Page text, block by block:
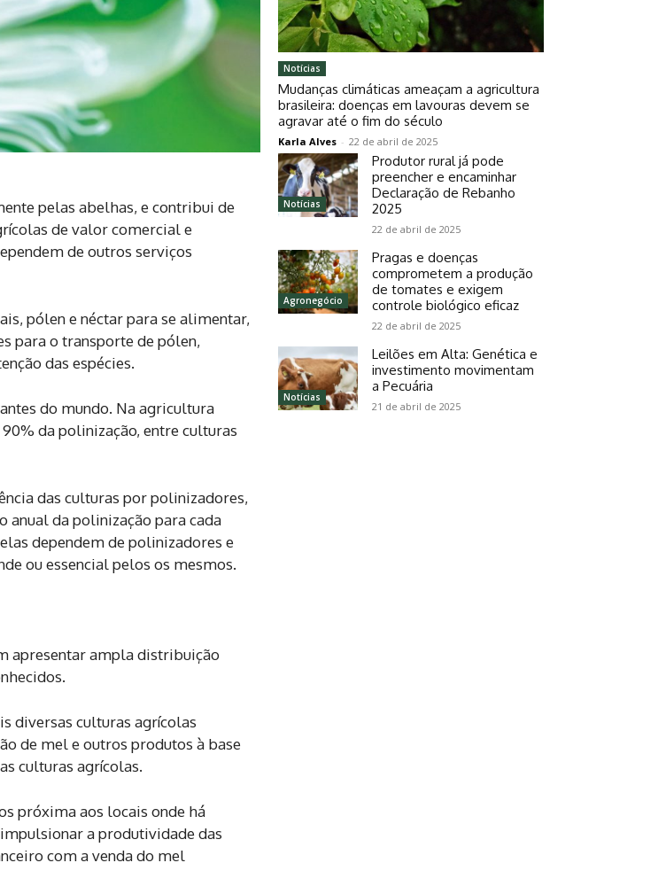
pelas abelhas, e contribui de
de valor comercial e
de outros serviços
pólen e néctar para se alimentar,
para o transporte de pólen,
das espécies.
do mundo. Na agricultura
da polinização, entre culturas
das culturas por polinizadores,
da polinização para cada
dependem de polinizadores e
ou essencial pelos os mesmos.
apresentar ampla distribuição
diversas culturas agrícolas
de mel e outros produtos à base
culturas agrícolas.
próxima aos locais onde há
a produtividade das
com a venda do mel
Notícias
Mudanças climáticas ameaçam a agricultura
brasileira: doenças em lavouras devem se
agravar até o fim do século
Karla Alves - 22 de abril de 2025
Notícias
Produtor rural já pode
preencher e encaminhar
Declaração de Rebanho
2025
22 de abril de 2025
Agronegócio
Pragas e doenças
comprometem a produção
de tomates e exigem
controle biológico eficaz
22 de abril de 2025
Notícias
Leilões em Alta: Genética e
investimento movimentam
a Pecuária
21 de abril de 2025